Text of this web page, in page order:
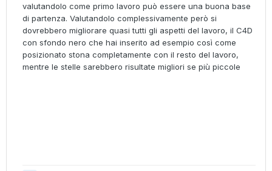
valutandolo come primo lavoro può essere una buona base
di partenza. Valutandolo complessivamente però si
dovrebbero migliorare quasi tutti gli aspetti del lavoro, il C4D
con sfondo nero che hai inserito ad esempio così come
posizionato stona completamente con il resto del lavoro,
mentre le stelle sarebbero risultate migliori se più piccole